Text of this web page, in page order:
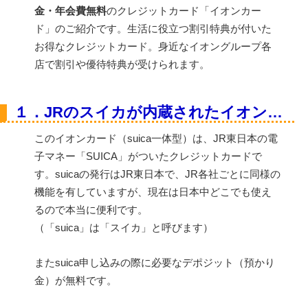
金・年会費無料のクレジットカード「イオンカー
ド」のご紹介です。生活に役立つ割引特典が付いた
お得なクレジットカード。身近なイオングループ各
店で割引や優待特典が受けられます。
１．JRのスイカが内蔵されたイオンカード
このイオンカード（suica一体型）は、JR東日本の電
子マネー「SUICA」がついたクレジットカードで
す。suicaの発行はJR東日本で、JR各社ごとに同様の
機能を有していますが、現在は日本中どこでも使え
るので本当に便利です。
（「suica」は「スイカ」と呼びます）
またsuica申し込みの際に必要なデポジット（預かり
金）が無料です。